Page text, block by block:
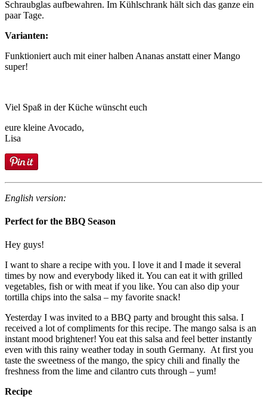
Schraubglas aufbewahren. Im Kühlschrank hält sich das ganze ein
paar Tage.
Varianten:
Funktioniert auch mit einer halben Ananas anstatt einer Mango
super!
Viel Spaß in der Küche wünscht euch
eure kleine Avocado,
Lisa
English version:
Perfect for the BBQ Season
Hey guys!
I want to share a recipe with you. I love it and I made it several
times by now and everybody liked it. You can eat it with grilled
vegetables, fish or with meat if you like. You can also dip your
tortilla chips into the salsa – my favorite snack!
Yesterday I was invited to a BBQ party and brought this salsa. I
received a lot of compliments for this recipe. The mango salsa is an
instant mood brightener! You eat this salsa and feel better instantly
even with this rainy weather today in south Germany. At first you
taste the sweetness of the mango, the spicy chili and finally the
freshness from the lime and cilantro cuts through – yum!
Recipe